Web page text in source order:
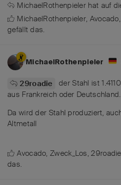
MichaelRothenpieler hat auf
MichaelRothenpieler, Avocado,
gefällt das.
MichaelRothenpieler
29roadie
der Stahl ist
aus Frankreich oder Deutschland.
Da wird der Stahl produziert,
Altmetall
Avocado,Zweck_Los,29roadie
das.